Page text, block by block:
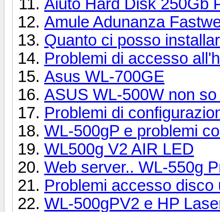
Aiuto Hard Disk 250Gb
Amule Adunanza
Quanto ci posso
Problemi di accesso
Asus WL-700GE
ASUS WL-500W non
Problemi di
WL-500gP e problemi
WL500g V2 AIR LED
Web server.. WL-550g
Problemi accesso disco
WL-500gPV2 e HP